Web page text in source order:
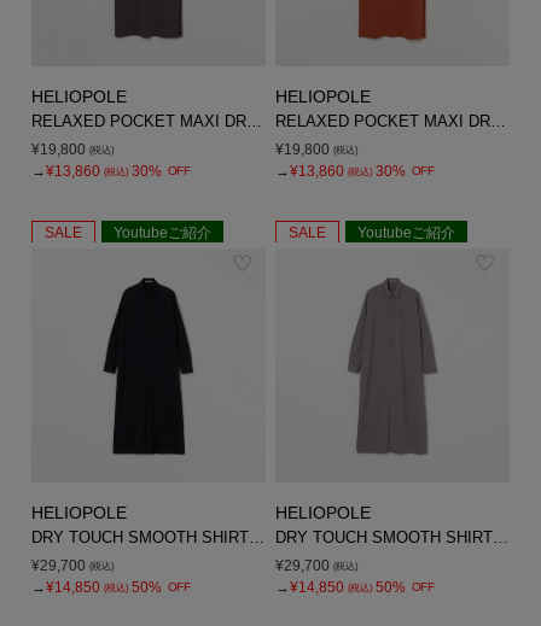
HELIOPOLE
RELAXED POCKET MAXI DRESS
¥19,800 (税込)
→¥13,860 (税込) 30% OFF
HELIOPOLE
RELAXED POCKET MAXI DRESS
¥19,800 (税込)
→¥13,860 (税込) 30% OFF
SALE Youtubeご紹介
HELIOPOLE
DRY TOUCH SMOOTH SHIRT DRESS
¥29,700 (税込)
→¥14,850 (税込) 50% OFF
SALE Youtubeご紹介
HELIOPOLE
DRY TOUCH SMOOTH SHIRT DRESS
¥29,700 (税込)
→¥14,850 (税込) 50% OFF